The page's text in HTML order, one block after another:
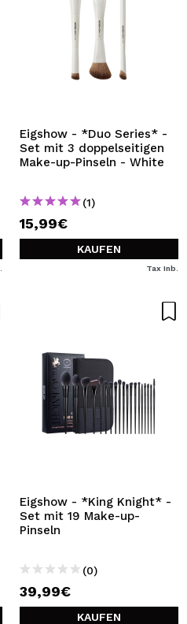
Eigshow - *Duo Series* -
Set mit 3 doppelseitigen
Make-up-Pinseln - White
(1)
15,99€
KAUFEN
Tax Inb.
Eigshow - *King Knight* -
Set mit 19 Make-up-
Pinseln
(0)
39,99€
KAUFEN